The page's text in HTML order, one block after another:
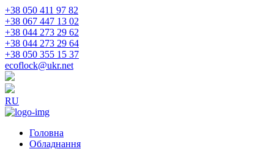
+38 050 411 97 82
+38 067 447 13 02
+38 044 273 29 62
+38 044 273 29 64
+38 050 355 15 37
ecoflock@ukr.net
RU
Головна
Обладнання